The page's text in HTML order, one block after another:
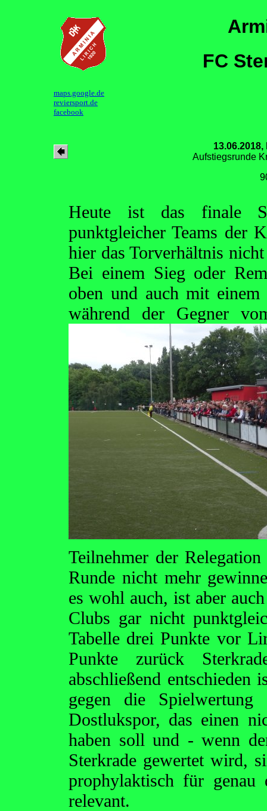
FC
maps.google.de
reviersport.de
facebook
Aufstiegsrunde
Heute ist das finale
punktgleicher Teams der
hier das Torverhältnis
Bei einem Sieg oder
oben und auch mit
während der Gegner
Teilnehmer der
Runde nicht mehr
es wohl auch, ist aber
Clubs gar nicht
Tabelle drei Punkte vor
Punkte zurück
abschließend entschieden
gegen die Spielwertung
Dostlukspor, das einen
haben soll und - wenn
Sterkrade gewertet wird,
prophylaktisch für genau
relevant.